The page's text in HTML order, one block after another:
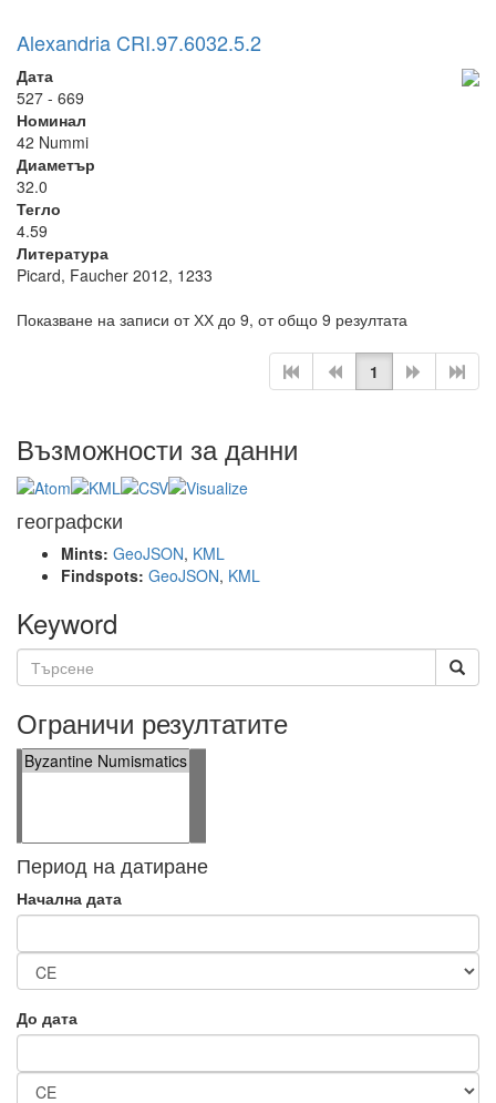
Alexandria CRI.97.6032.5.2
Дата
527 - 669
Номинал
42 Nummi
Диаметър
32.0
Тегло
4.59
Литература
Picard, Faucher 2012, 1233
Показване на записи от ХХ до 9, от общо 9 резултата
1
Възможности за данни
географски
Mints: GeoJSON, KML
Findspots: GeoJSON, KML
Keyword
Ограничи резултатите
Период на датиране
Начална дата
До дата